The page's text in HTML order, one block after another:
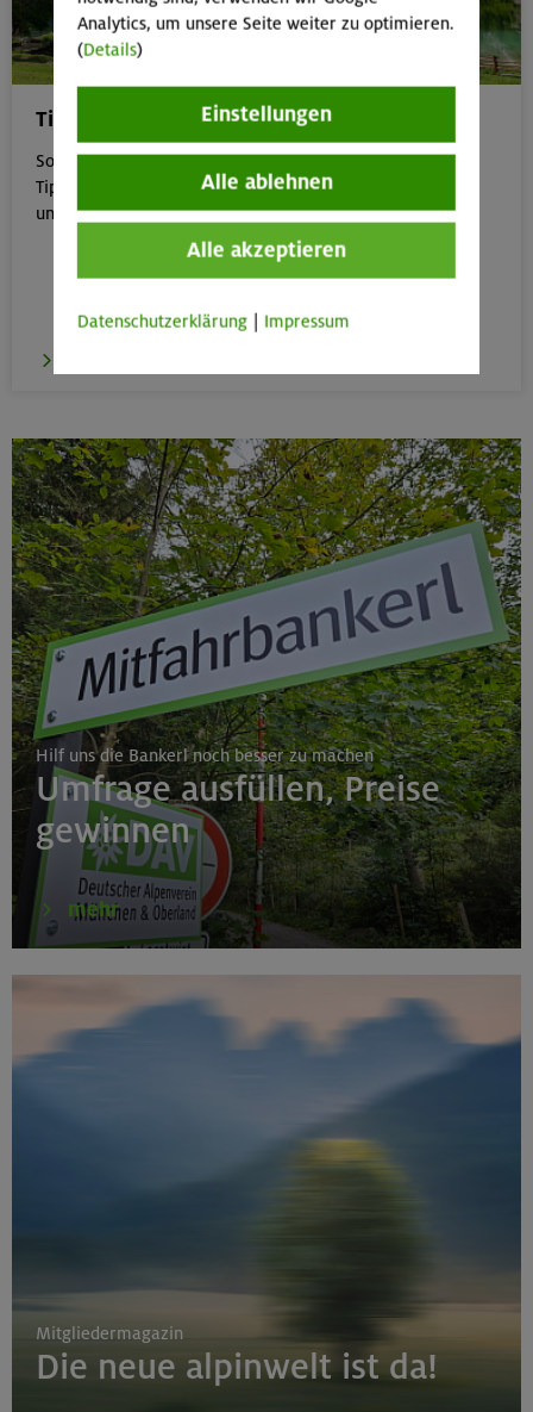
Tipps für Bergtouren im Sommer
Sommer in den Bergen genießen – aber sicher: Unsere
Tipps zu Hitze, Gewitter & Co. helfen dir, entspannt
unterwegs zu bleiben.
Hilf uns die Bankerl noch besser zu machen
Umfrage ausfüllen, Preise
gewinnen
mehr
Mitgliedermagazin
Die neue alpinwelt ist da!
Analytics, um unsere Seite weiter zu optimieren.
(Details)
Einstellungen
Alle ablehnen
Alle akzeptieren
Datenschutzerklärung Impressum